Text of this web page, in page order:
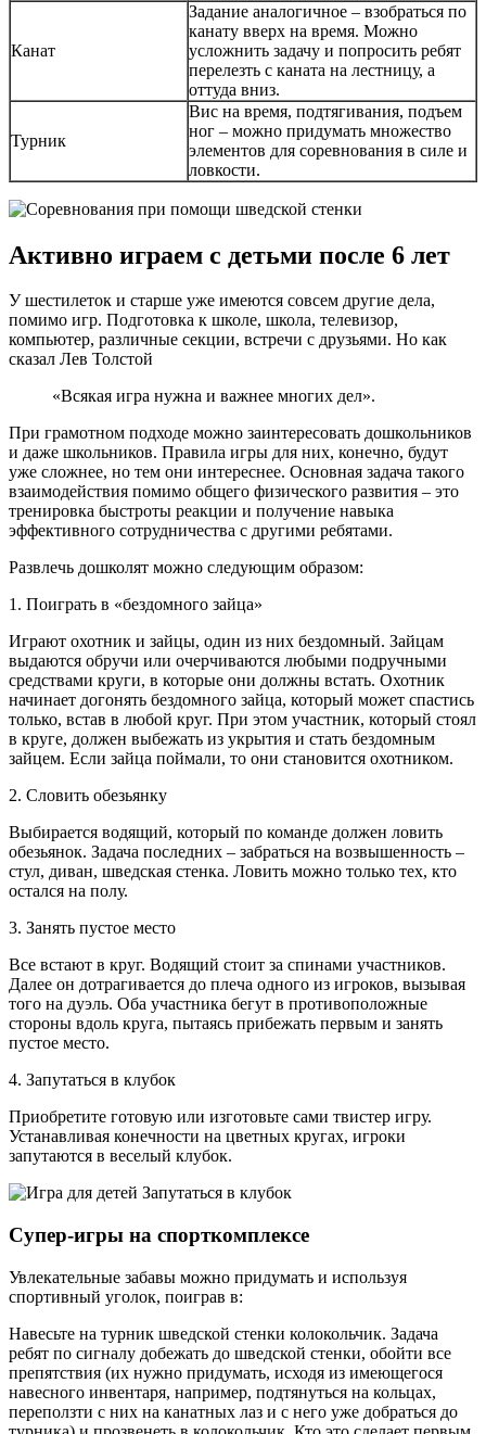
Канат
Задание аналогичное – взобраться по
канату вверх на время. Можно
усложнить задачу и попросить ребят
перелезть с каната на лестницу, а
оттуда вниз.
Турник
Вис на время, подтягивания, подъем
ног – можно придумать множество
элементов для соревнования в силе и
ловкости.
Активно играем с детьми после 6 лет
У шестилеток и старше уже имеются совсем другие дела,
помимо игр. Подготовка к школе, школа, телевизор,
компьютер, различные секции, встречи с друзьями. Но как
сказал Лев Толстой
«Всякая игра нужна и важнее многих дел».
При грамотном подходе можно заинтересовать дошкольников
и даже школьников. Правила игры для них, конечно, будут
уже сложнее, но тем они интереснее. Основная задача такого
взаимодействия помимо общего физического развития – это
тренировка быстроты реакции и получение навыка
эффективного сотрудничества с другими ребятами.
Развлечь дошколят можно следующим образом:
1. Поиграть в «бездомного зайца»
Играют охотник и зайцы, один из них бездомный. Зайцам
выдаются обручи или очерчиваются любыми подручными
средствами круги, в которые они должны встать. Охотник
начинает догонять бездомного зайца, который может спастись
только, встав в любой круг. При этом участник, который стоял
в круге, должен выбежать из укрытия и стать бездомным
зайцем. Если зайца поймали, то они становится охотником.
2. Словить обезьянку
Выбирается водящий, который по команде должен ловить
обезьянок. Задача последних – забраться на возвышенность –
стул, диван, шведская стенка. Ловить можно только тех, кто
остался на полу.
3. Занять пустое место
Все встают в круг. Водящий стоит за спинами участников.
Далее он дотрагивается до плеча одного из игроков, вызывая
того на дуэль. Оба участника бегут в противоположные
стороны вдоль круга, пытаясь прибежать первым и занять
пустое место.
4. Запутаться в клубок
Приобретите готовую или изготовьте сами твистер игру.
Устанавливая конечности на цветных кругах, игроки
запутаются в веселый клубок.
Супер-игры на спорткомплексе
Увлекательные забавы можно придумать и используя
спортивный уголок, поиграв в:
Навесьте на турник шведской стенки колокольчик. Задача
ребят по сигналу добежать до шведской стенки, обойти все
препятствия (их нужно придумать, исходя из имеющегося
навесного инвентаря, например, подтянуться на кольцах,
переползти с них на канатных лаз и с него уже добраться до